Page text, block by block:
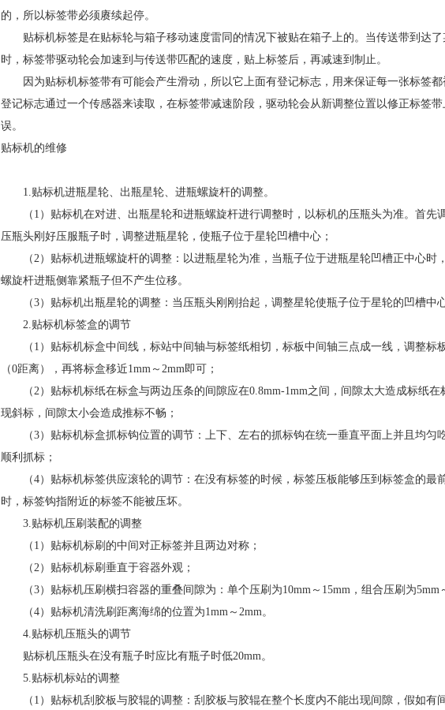
的，所以标签带必须赓续起停。
贴标机标签是在贴标轮与箱子移动速度雷同的情况下被贴在箱子上的。当传送带到达了
时，标签带驱动轮会加速到与传送带匹配的速度，贴上标签后，再减速到制止。
因为贴标机标签带有可能会产生滑动，所以它上面有登记标志，用来保证每一张标签都
登记标志通过一个传感器来读取，在标签带减速阶段，驱动轮会从新调整位置以修正标签
误。
贴标机的维修
1.贴标机进瓶星轮、出瓶星轮、进瓶螺旋杆的调整。
（1）贴标机在对进、出瓶星轮和进瓶螺旋杆进行调整时，以标机的压瓶头为准。首先
压瓶头刚好压服瓶子时，调整进瓶星轮，使瓶子位于星轮凹槽中心；
（2）贴标机进瓶螺旋杆的调整：以进瓶星轮为准，当瓶子位于进瓶星轮凹槽正中心时
螺旋杆进瓶侧靠紧瓶子但不产生位移。
（3）贴标机出瓶星轮的调整：当压瓶头刚刚抬起，调整星轮使瓶子位于星轮的凹槽中
2.贴标机标签盒的调节
（1）贴标机标盒中间线，标站中间轴与标签纸相切，标板中间轴三点成一线，调整标
（0距离），再将标盒移近1mm～2mm即可；
（2）贴标机标纸在标盒与两边压条的间隙应在0.8mm-1mm之间，间隙太大造成标纸在
现斜标，间隙太小会造成推标不畅；
（3）贴标机标盒抓标钩位置的调节：上下、左右的抓标钩在统一垂直平面上并且均匀
顺利抓标；
（4）贴标机标签供应滚轮的调节：在没有标签的时候，标签压板能够压到标签盒的最
时，标签钩指附近的标签不能被压坏。
3.贴标机压刷装配的调整
（1）贴标机标刷的中间对正标签并且两边对称；
（2）贴标机标刷垂直于容器外观；
（3）贴标机压刷横扫容器的重叠间隙为：单个压刷为10mm～15mm，组合压刷为5mm
（4）贴标机清洗刷距离海绵的位置为1mm～2mm。
4.贴标机压瓶头的调节
贴标机压瓶头在没有瓶子时应比有瓶子时低20mm。
5.贴标机标站的调整
（1）贴标机刮胶板与胶辊的调整：刮胶板与胶辊在整个长度内不能出现间隙，假如有